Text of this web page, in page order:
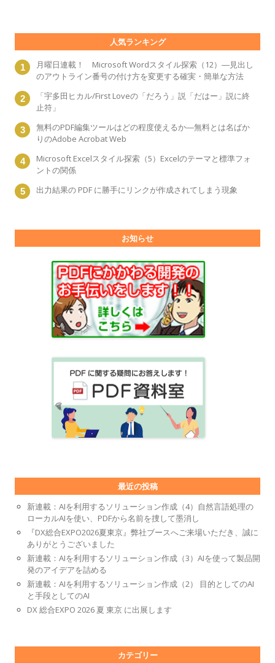
人気ランキング
月曜日連載！ Microsoft Wordスタイル探索（12）―見出し
のアウトライン番号の付け方を変更する確実・簡単な方法
「宇多田ヒカル/First Loveの「だろう」説「だはー」説に終
止符」
無料のPDF編集ツールはどの程度使えるか―無料とは名ばか
りのAdobe Acrobat Web
Microsoft Excelスタイル探索（5）Excelのテーマと標準フォ
ントの関係
出力結果の PDF に勝手にリンクが作成されてしまう現象
お知らせ
最近の投稿
新連載：AIを利用するソリューション作成（4）自然言語処理の
ローカルAIを使い、PDFから名前を捜して墨消し
『DX総合EXPO2026夏東京』弊社ブースへご来場いただき、誠に
ありがとうございました
新連載：AIを利用するソリューション作成（3）AIを使って製品開
発のアイデアを詰める
新連載：AIを利用するソリューション作成（2） 目的としてのAI
と手段としてのAI
DX 総合EXPO 2026 夏 東京 に出展します
カテゴリー